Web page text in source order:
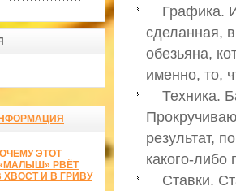
ЭТОТ
РВЁТ
ХВОСТ И В ГРИВУ
Графика.
сделанная,
обезьяна,
именно, то,
Техника.
результат,
какого-либо
Ставки.